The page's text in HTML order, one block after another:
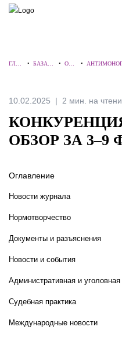
ПОИСК ПО САЙТУ
ГЛАВ
•БАЗА
• ОБЗ
•
10.02.2025 2 мин. на
ОБЗОР ЗА 3–9
Оглавление
Новости журнала
Нормотворчество
Документы и разъяснения
Новости и события
Административная и уголовная
Судебная практика
Международные новости